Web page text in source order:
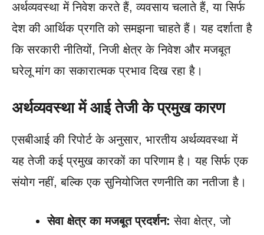
अर्थव्यवस्था में निवेश करते हैं, व्यवसाय चलाते हैं, या सिर्फ
देश की आर्थिक प्रगति को समझना चाहते हैं। यह दर्शाता है
कि सरकारी नीतियों, निजी क्षेत्र के निवेश और मजबूत
घरेलू मांग का सकारात्मक प्रभाव दिख रहा है।
अर्थव्यवस्था में आई तेजी के प्रमुख कारण
एसबीआई की रिपोर्ट के अनुसार, भारतीय अर्थव्यवस्था में
यह तेजी कई प्रमुख कारकों का परिणाम है। यह सिर्फ एक
संयोग नहीं, बल्कि एक सुनियोजित रणनीति का नतीजा है।
सेवा क्षेत्र का मजबूत प्रदर्शन: सेवा क्षेत्र, जो